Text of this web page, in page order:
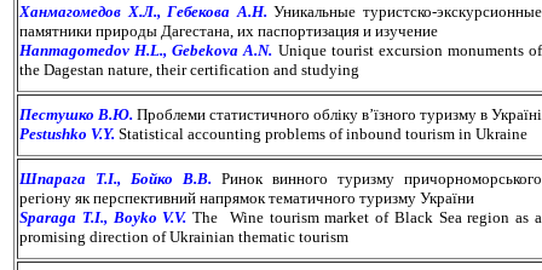
Ханмагомедов Х.Л., Гебекова А.Н. Уникальные туристско-экскурсионные
памятники природы Дагестана, их паспортизация и изучение
Hanmagomedov H.L., Gebekova A.N. Unique tourist excursion monuments of
the Dagestan nature, their certification and studying
Пестушко В.Ю. Проблеми статистичного обліку в’їзного туризму в Україні
Pestushko V.Y. Statistical accounting problems of inbound tourism in Ukraine
Шпарага Т.І., Бойко В.В. Ринок винного туризму причорноморського
регіону як перспективний напрямок тематичного туризму України
Sparaga T.I., Boyko V.V. The Wine tourism market of Black Sea region as a
promising direction of Ukrainian thematic tourism